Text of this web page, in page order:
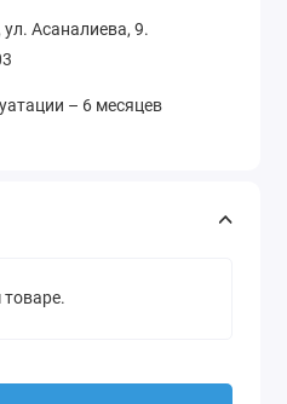
Асаналиева, 9.
– 6 месяцев